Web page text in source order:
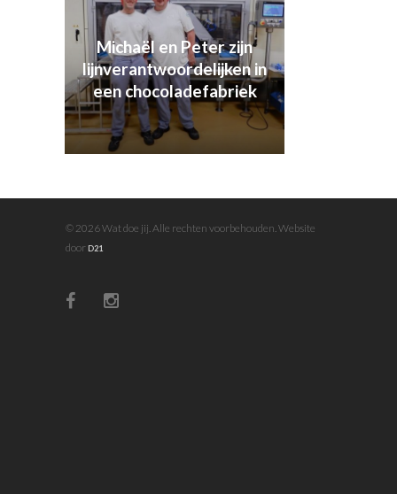
Michaël en Peter zijn
lijnverantwoordelijken in
een chocoladefabriek
© 2026 Wat doe jij. Alle rechten voorbehouden. Website
doorD21